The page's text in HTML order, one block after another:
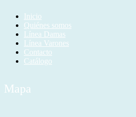
Inicio
Quiénes somos
Línea Damas
Línea Varones
Contacto
Catálogo
Mapa